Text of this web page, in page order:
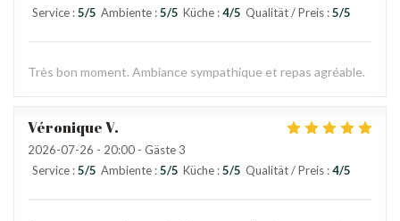
Service :5/5 Ambiente :5/5 Küche :4/5 Qualität / Preis :5/5
Très bon moment. Ambiance sympathique et repas agréable.
VéroniqueV
2026-07-26 - 20:00 - Gäste 3
Service :5/5 Ambiente :5/5 Küche :5/5 Qualität / Preis :4/5